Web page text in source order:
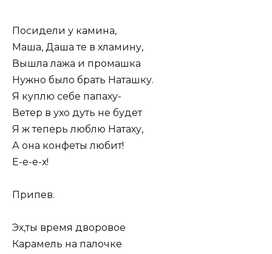
Посидели у камина,
Маша, Даша те в хламину,
Вышла лажа и промашка
Нужно было брать Наташку.
Я куплю себе папаху-
Ветер в ухо дуть не будет
Я ж теперь люблю Натаху,
А она конфеты любит!
Е-е-е-х!
Припев.
Эх,ты время дворовое
Карамель на палочке